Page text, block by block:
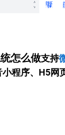
怎么做支持
程序、H5网